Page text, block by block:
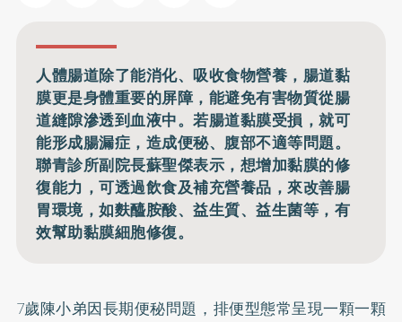
人體腸道除了能消化、吸收食物營養，腸道黏
膜更是身體重要的屏障，能避免有害物質從腸
道縫隙滲透到血液中。若腸道黏膜受損，就可
能形成腸漏症，造成便秘、腹部不適等問題。
聯青診所副院長蘇聖傑表示，想增加黏膜的修
復能力，可透過飲食及補充營養品，來改善腸
胃環境，如麩醯胺酸、益生質、益生菌等，有
效幫助黏膜細胞修復。
7歲陳小弟因長期便秘問題，排便型態常呈現一顆一顆